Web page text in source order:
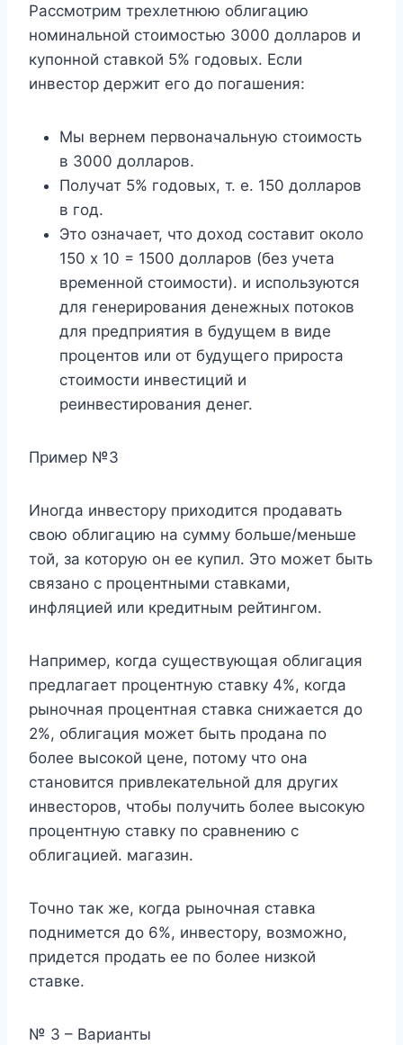
Рассмотрим трехлетнюю облигацию
номинальной стоимостью 3000 долларов и
купонной ставкой 5% годовых. Если
инвестор держит его до погашения:
Мы вернем первоначальную стоимость
в 3000 долларов.
Получат 5% годовых, т. е. 150 долларов
в год.
Это означает, что доход составит около
150 x 10 = 1500 долларов (без учета
временной стоимости). и используются
для генерирования денежных потоков
для предприятия в будущем в виде
процентов или от будущего прироста
стоимости инвестиций и
реинвестирования денег.
Пример №3
Иногда инвестору приходится продавать
свою облигацию на сумму больше/меньше
той, за которую он ее купил. Это может быть
связано с процентными ставками,
инфляцией или кредитным рейтингом.
Например, когда существующая облигация
предлагает процентную ставку 4%, когда
рыночная процентная ставка снижается до
2%, облигация может быть продана по
более высокой цене, потому что она
становится привлекательной для других
инвесторов, чтобы получить более высокую
процентную ставку по сравнению с
облигацией. магазин.
Точно так же, когда рыночная ставка
поднимется до 6%, инвестору, возможно,
придется продать ее по более низкой
ставке.
№ 3 – Варианты